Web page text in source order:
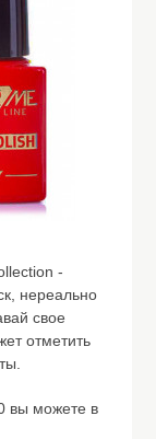
-
нереально
свое
отметить
вы можете в